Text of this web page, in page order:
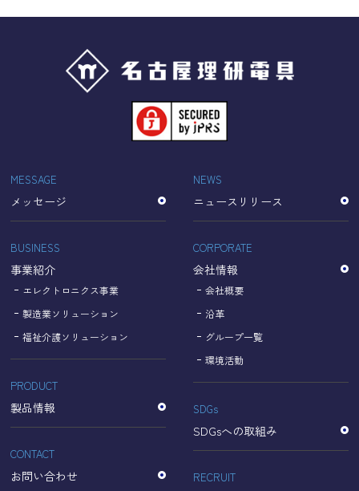
当サイトでは、より良いサービスの提供、またユーザビリ
ティの向上のため、Googleアナリティクスを使用し、当サ
イトの利用状況などのデータ収集及び解析を行っておりま
す。その際、「Cookie」を通じて、Googleがお客様のIPア
ドレスなどの情報を収集する場合がありますが、
「Cookie」で収集される情報は個人を特定できるものでは
収集されたデータはGoogleのプライバシーポリシーにおい
て管理されます。
なお、当サイトのご利用をもって、上述の方法・目的にお
いてGoogle及び当サイトが行うデータ処理に関し、お客様
【Googleのプライバシーポリシー】
https://policies.google.com/privacy?hl=ja
https://policies.google.com/technologies/partner-sites?
hl=ja
個人情報に関するお問い合わせ窓口
名古屋理研電具株式会社
TEL：052-833-1248
MESSAGE
メッセージ
BUSINESS
事業紹介
エレクトロニクス事業
製造業ソリューション
福祉介護ソリューション
PRODUCT
製品情報
CONTACT
お問い合わせ
NEWS
ニュースリリース
CORPORATE
会社情報
会社概要
沿革
グループ一覧
環境活動
SDGs
SDGsへの取組み
RECRUIT